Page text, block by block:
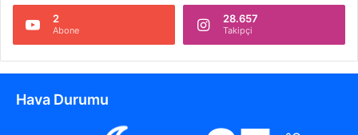
2
Abone
28.657
Takipçi
Hava Durumu